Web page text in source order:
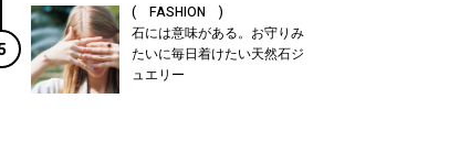
( FASHION )
石には意味がある。お守りみ
たいに毎日着けたい天然石ジ
ュエリー